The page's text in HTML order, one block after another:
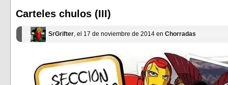
ventana
nueva)
ventana
nueva)
Carteles chulos (III)
SrGrifter, el 17 de noviembre de 2014 en Chorradas